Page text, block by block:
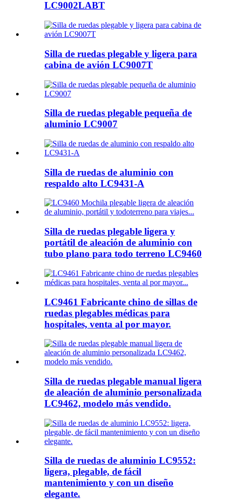
LC9002LABT
Silla de ruedas plegable y ligera para
cabina de avión LC9007T
Silla de ruedas plegable pequeña de
aluminio LC9007
Silla de ruedas de aluminio con
respaldo alto LC9431-A
Silla de ruedas plegable ligera y
portátil de aleación de aluminio con
tubo plano para todo terreno LC9460
LC9461 Fabricante chino de sillas de
ruedas plegables médicas para
hospitales, venta al por mayor.
Silla de ruedas plegable manual ligera
de aleación de aluminio personalizada
LC9462, modelo más vendido.
Silla de ruedas de aluminio LC9552:
ligera, plegable, de fácil
mantenimiento y con un diseño
elegante.